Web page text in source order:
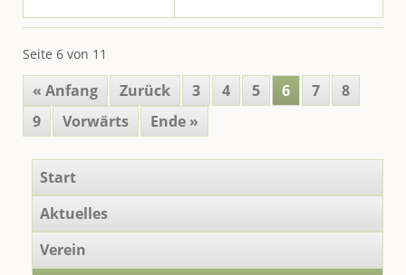
Seite 6 von 11
« Anfang Zurück 3 4 5 6 7
8
9
Vorwärts Ende »
überspringen
Start
Aktuelles
Verein